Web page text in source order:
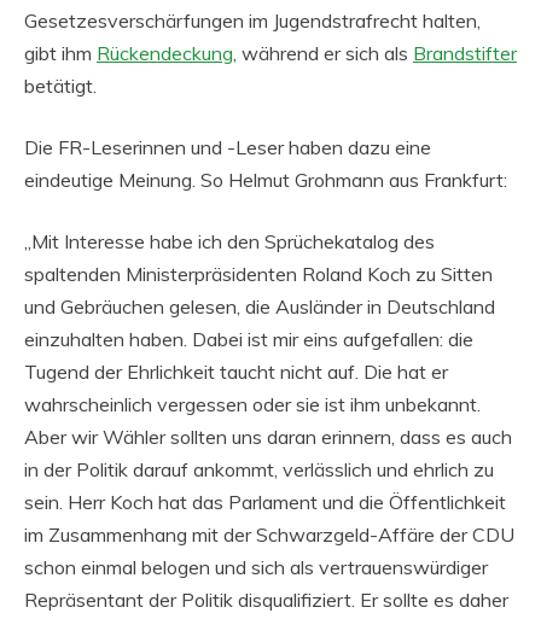
Gesetzesverschärfungen im Jugendstrafrecht halten,
gibt ihm Rückendeckung, während er sich als Brandstifter
betätigt.
Die FR-Leserinnen und -Leser haben dazu eine
eindeutige Meinung. So Helmut Grohmann aus Frankfurt:
„Mit Interesse habe ich den Sprüchekatalog des
spaltenden Ministerpräsidenten Roland Koch zu Sitten
und Gebräuchen gelesen, die Ausländer in Deutschland
einzuhalten haben. Dabei ist mir eins aufgefallen: die
Tugend der Ehrlichkeit taucht nicht auf. Die hat er
wahrscheinlich vergessen oder sie ist ihm unbekannt.
Aber wir Wähler sollten uns daran erinnern, dass es auch
in der Politik darauf ankommt, verlässlich und ehrlich zu
sein. Herr Koch hat das Parlament und die Öffentlichkeit
im Zusammenhang mit der Schwarzgeld-Affäre der CDU
schon einmal belogen und sich als vertrauenswürdiger
Repräsentant der Politik disqualifiziert. Er sollte es daher